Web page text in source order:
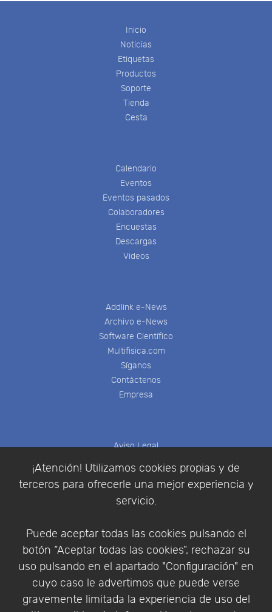
¡Atención! Utilizamos cookies propias y de
terceros para ofrecerle una mejor experiencia y
servicio.
Puede aceptar todas las cookies pulsando el
botón “Aceptar todas las cookies”, rechazar su
uso pulsando en el apartado "Configuración" en
cuyo caso le advertimos que puede verse
gravemente limitada la experiencia de uso del
Inicio
Noticias
Etiquetas
Productos
Soporte
Tienda
Cesta
Calendario
Eventos
Eventos pasados
Colaboradores
Encuestas
Descargas
Videos
Addlink e-News
Archivo e-News
Software Científico
Multifisica.com
Síganos
Contáctenos
Empresa
Aviso Legal
Política de Privacidad
Condiciones de compra
Identificarse
Empresa|Aviso Legal| Política de Privacidad |